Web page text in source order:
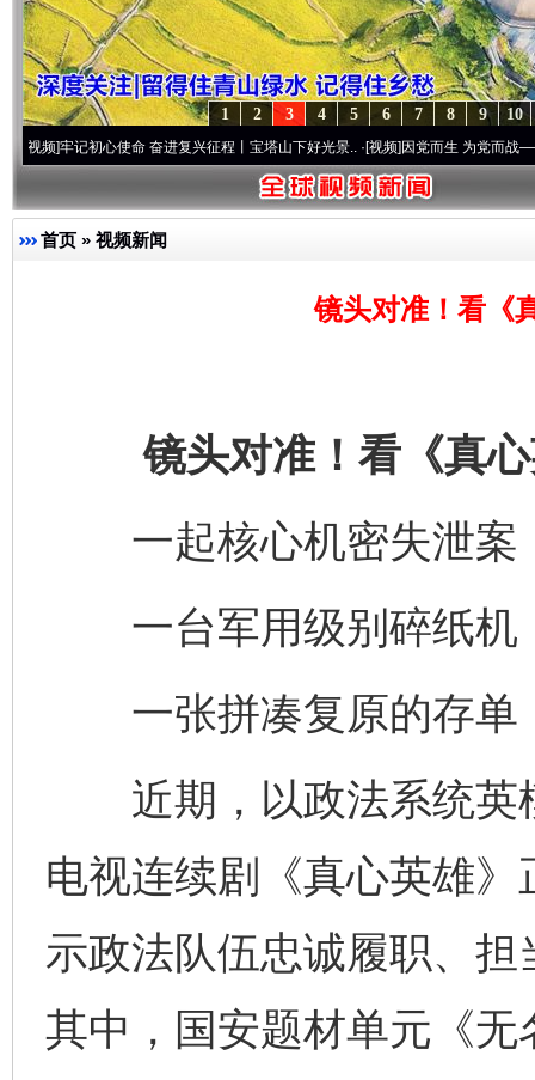
10
9
8
7
6
5
4
3
2
1
心使命 奋进复兴征程丨宝塔山下好光景..·[视频]因党而生 为党而战——百年“纪”事⑧
首页 » 视频新闻
镜头对准！看《
镜头对准！看《真心
一起核心机密失泄案
一台军用级别碎纸机
一张拼凑复原的存单
近期，以政法系统英
电视连续剧《真心英雄
示政法队伍忠诚履职、
其中，国安题材单元《